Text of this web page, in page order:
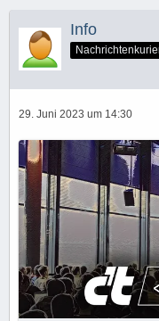
Info
29. Juni 2023 um 14:30